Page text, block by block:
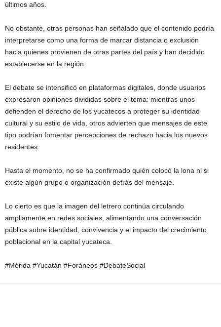
últimos años.
No obstante, otras personas han señalado que el contenido podría
interpretarse como una forma de marcar distancia o exclusión
hacia quienes provienen de otras partes del país y han decidido
establecerse en la región.
El debate se intensificó en plataformas digitales, donde usuarios
expresaron opiniones divididas sobre el tema: mientras unos
defienden el derecho de los yucatecos a proteger su identidad
cultural y su estilo de vida, otros advierten que mensajes de este
tipo podrían fomentar percepciones de rechazo hacia los nuevos
residentes.
Hasta el momento, no se ha confirmado quién colocó la lona ni si
existe algún grupo o organización detrás del mensaje.
Lo cierto es que la imagen del letrero continúa circulando
ampliamente en redes sociales, alimentando una conversación
pública sobre identidad, convivencia y el impacto del crecimiento
poblacional en la capital yucateca.
#Mérida #Yucatán #Foráneos #DebateSocial